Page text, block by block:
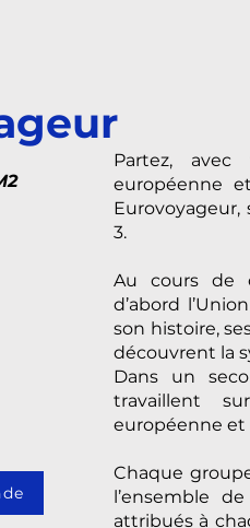
Partez,
européenne
3.
Au cours de
d’abord
son histoire,
découvrent la
Dans un
travaillent
européenne et
Chaque
l’ensemble
attribués à